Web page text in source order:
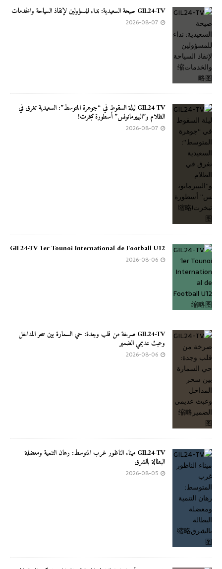
GIL24-TV صيحة السعيدية: نداء للمسؤولين لإنقاذ السياحة والخدمات
2026-08-07
GIL24-TV ليلة السقوط في “جوهرة المتوسط”: السعيدية تغرق في
الظلام و”البييرمانونس” أسطورة تبخرت!
2026-08-07
GIL24-TV 1er Tounoi International de Football U12
2026-08-06
GIL24-TV صرخة من قلب وجدة: حي السمارة بين سحر المداخل
وعبث عديمي الضمير
2026-08-06
GIL24-TV ميناء الناظور غرب المتوسط: رهان التنمية ومعضلة
البطالة بالشرق
2026-08-05